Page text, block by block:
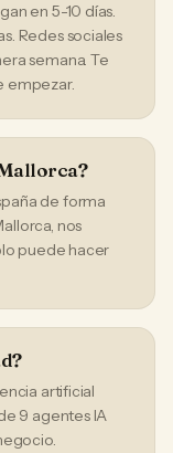
en 5-10 días.
Redes sociales
semana. Te
empezar.
de forma
nos
puede hacer
artificial
9 agentes IA